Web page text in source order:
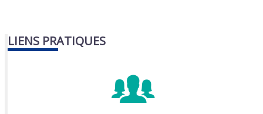
LIENS PRATIQUES